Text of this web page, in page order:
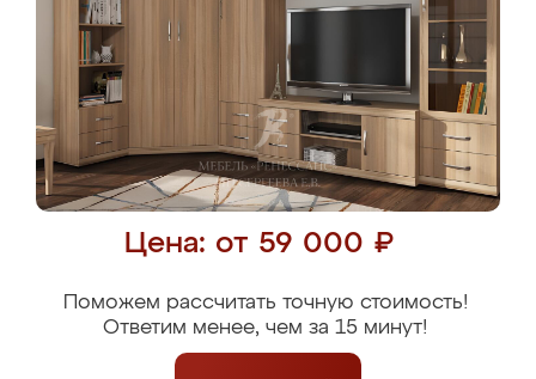
Цена: от 59 000 ₽
Поможем рассчитать точную стоимость!
Ответим менее, чем за 15 минут!